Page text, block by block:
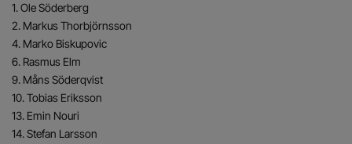
1. Ole Söderberg
2. Markus Thorbjörnsson
4. Marko Biskupovic
6. Rasmus Elm
9. Måns Söderqvist
10. Tobias Eriksson
13. Emin Nouri
14. Stefan Larsson